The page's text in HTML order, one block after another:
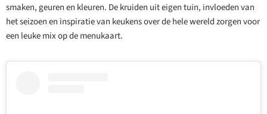
smaken, geuren en kleuren. De kruiden uit eigen tuin, invloeden van
het seizoen en inspiratie van keukens over de hele wereld zorgen voor
een leuke mix op de menukaart.